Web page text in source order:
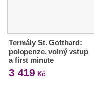
Termály St. Gotthard:
polopenze, volný vstup
a first minute
3 419 Kč